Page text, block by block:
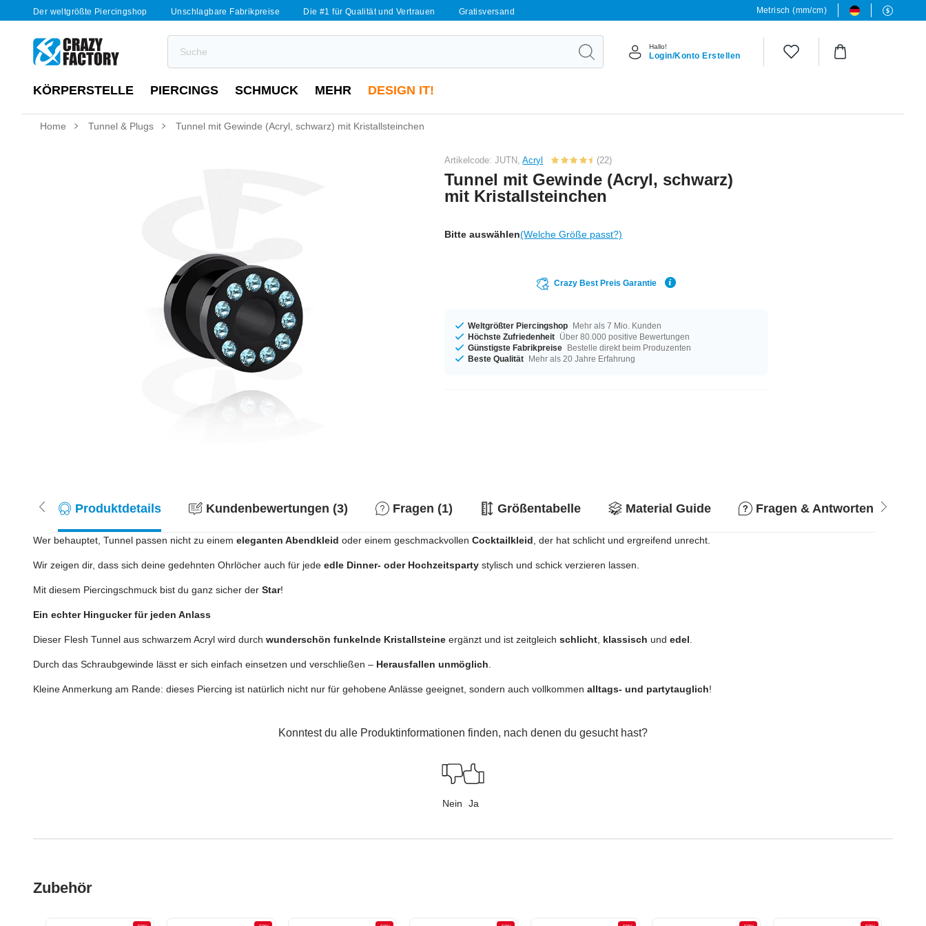
Der weltgrößte Piercingshop Unschlagbare Fabrikpreise Die #1 für Qualität und Vertrauen Gratisversand Metrisch (mm/cm)
Hallo!
Login/Konto Erstellen
KÖRPERSTELLE PIERCINGS SCHMUCK MEHR DESIGN IT!
Home Tunnel & Plugs Tunnel mit Gewinde (Acryl, schwarz) mit Kristallsteinchen
Artikelcode: JUTN,Acryl (22)
Tunnel mit Gewinde (Acryl, schwarz)
mit Kristallsteinchen
Bitte auswählen(Welche Größe passt?)
Crazy Best Preis Garantie
Weltgrößter Piercingshop Mehr als 7 Mio. Kunden
Höchste Zufriedenheit Über 80.000 positive Bewertungen
Günstigste Fabrikpreise Bestelle direkt beim Produzenten
Beste Qualität Mehr als 20 Jahre Erfahrung
Produktdetails Kundenbewertungen (3) Fragen (1) Größentabelle Material Guide Fragen & Antworten
Wer behauptet, Tunnel passen nicht zu einem eleganten Abendkleid oder einem geschmackvollen Cocktailkleid , der hat schlicht und ergreifend unrecht.
Wir zeigen dir, dass sich deine gedehnten Ohrlöcher auch für jede edle Dinner- oder Hochzeitsparty stylisch und schick verzieren lassen.
Mit diesem Piercingschmuck bist du ganz sicher der Star!
Ein echter Hingucker für jeden Anlass
Dieser Flesh Tunnel aus schwarzem Acryl wird durch wunderschön funkelnde Kristallsteine ergänzt und ist zeitgleich schlicht klassisch und edel
Durch das Schraubgewinde lässt er sich einfach einsetzen und verschließen – Herausfallen unmöglich
Kleine Anmerkung am Rande: dieses Piercing ist natürlich nicht nur für gehobene Anlässe geeignet, sondern auch vollkommen alltags- und partytauglich!
Konntest du alle Produktinformationen finden, nach denen du gesucht hast?
Nein Ja
Zubehör